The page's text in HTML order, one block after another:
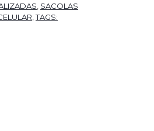
SACOLAS
,TAGS: